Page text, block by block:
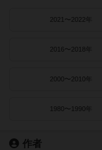
2021〜2022年
2016〜2018年
2000〜2010年
1980〜1990年
作者